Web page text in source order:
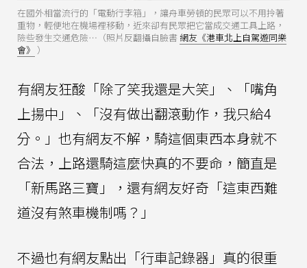
在國外相當流行的「電動行李箱」，讓舟車勞頓的民眾可以不用拎著
重物，輕便地在機場裡移動，近來卻有民眾把它當成交通工具上路，
險些發生交通危險⋯（照片反翻攝自臉書網友《港車北上自駕遊同樂
會》 ）
有網友狂酸「除了笑我還是大笑」、「嘴角
上揚中」、「沒有做出翻滾動作，我只給4
分。」也有網友不解，騎這個東西本身就不
合法，上路還騎這麼快真的不要命，簡直是
「新馬路三寶」，還有網友好奇「這東西難
道沒有煞車機制嗎？」
不過也有網友點出「行車記錄器」真的很重